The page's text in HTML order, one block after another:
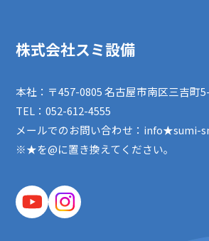
株式会社スミ設備
本社：〒457-0805 名古屋市南区三吉町
TEL：052-612-4555
メールでのお問い合わせ：info★sumi-
※★を@に置き換えてください。